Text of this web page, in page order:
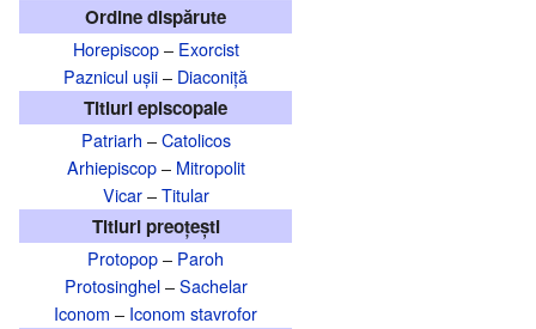
Ordine dispărute
Horepiscop– Exorcist
Paznicul ușii– Diaconiță
Titluri episcopale
Patriarh –Catolicos
Arhiepiscop– Mitropolit
Vicar–Titular
Titluri preoțești
Protopop– Paroh
Protosinghel–Sachelar
Iconom – Iconom stavrofor